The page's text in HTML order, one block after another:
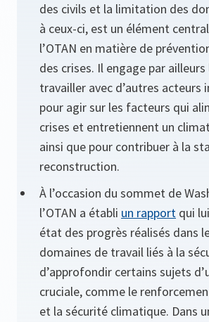
des civils et la limitation des
à ceux-ci, est un élément
l’OTAN en matière de
des crises. Il engage par ailleurs
travailler avec d’autres acteurs
pour agir sur les facteurs qui
crises et entretiennent un
ainsi que pour contribuer à la
reconstruction.
À l’occasion du sommet de
l’OTAN a établi un rapport qui
état des progrès réalisés dans
domaines de travail liés à la
d’approfondir certains sujets
cruciale, comme le
et la sécurité climatique. Dans